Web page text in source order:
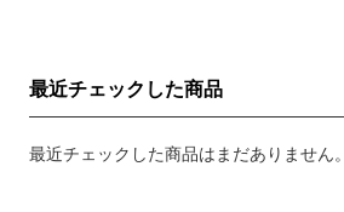
最近チェックした商品
最近チェックした商品はまだありません。